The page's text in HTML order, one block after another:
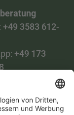
+49 3583 612-
+49 173